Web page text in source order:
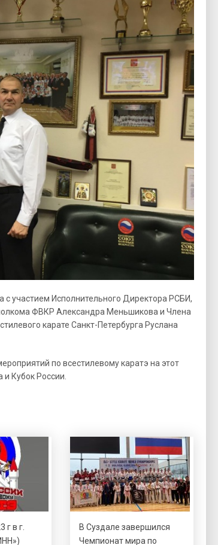
с участием Исполнительного Директора РСБИ,
ФВКР Александра Меньшикова и Члена
карате Санкт-Петербурга Руслана
по всестилевому каратэ на этот
Кубок России.
г в г.
В Суздале завершился
Чемпионат мира по